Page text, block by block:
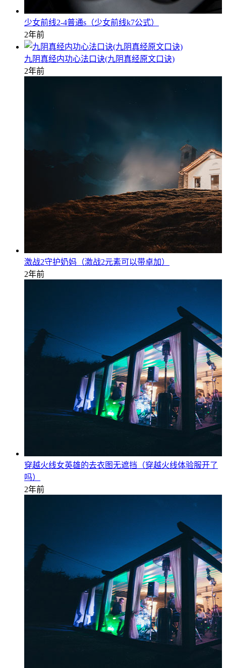
少女前线2-4普通s（少女前线k7公式）
2年前
九阴真经内功心法口诀(九阴真经原文口诀)
2年前
激战2守护奶妈（激战2元素可以带卓加）
2年前
穿越火线女英雄的去衣图无遮挡（穿越火线体验服开了
吗）
2年前